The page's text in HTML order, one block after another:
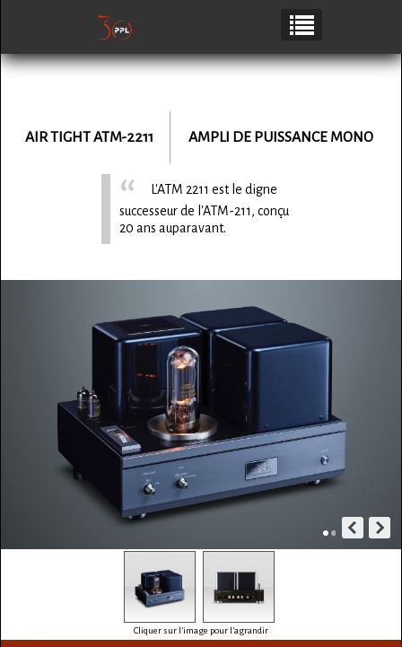
AIR TIGHT ATM-2211 AMPLI DE PUISSANCE MONO
L'ATM 2211 est le digne
successeur de l'ATM-211, conçu
20 ans auparavant.
Cliquer sur l'image pour l'agrandir